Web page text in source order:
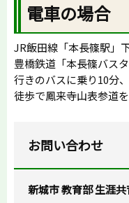
電車の場合
JR飯田線「本長篠駅」
豊橋鉄道「本長篠バス
行きのバスに乗り10分
徒歩で鳳来寺山表参道
お問い合わせ
新城市 教育部 生涯